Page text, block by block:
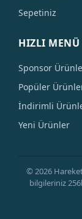
Sepetiniz
HIZLI MENÜ
Sponsor
Popüler
İndirimli
Yeni Ürünler
© 2026
bilgileriniz